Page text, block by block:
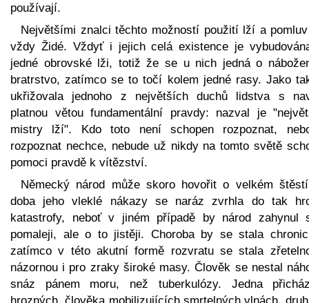
používají.
Největšími znalci těchto možností použití lží a
vždy Židé. Vždyť i jejich celá existence je
jedné obrovské lži, totiž že se u nich jedná o
bratrstvo, zatímco se to točí kolem jedné rasy. Jako
ukřižovala jednoho z největších duchů lidstva s
platnou větou fundamentální pravdy: nazval je
mistry lží". Kdo toto není schopen rozpoznat,
rozpoznat nechce, nebude už nikdy na tomto světě
pomoci pravdě k vítězství.
Německý národ může skoro hovořit o velkém
doba jeho vleklé nákazy se naráz zvrhla do tak
katastrofy, neboť v jiném případě by národ zahynul
pomaleji, ale o to jistěji. Choroba by se stala
zatímco v této akutní formě rozvratu se stala
názornou i pro zraky široké masy. Člověk se nestal
snáz pánem moru, než tuberkulózy. Jedna
hrozných, člověka mobilizujících smrtelných vlnách,